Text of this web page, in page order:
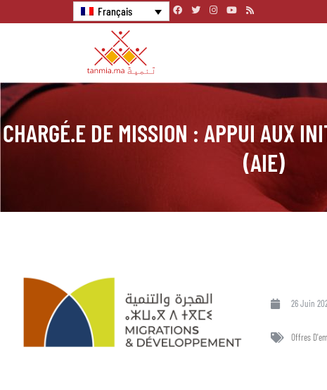
Français
CHARGÉ.E DE MISSION : APPUI AUX
(AIE)
26 Juin
Offres